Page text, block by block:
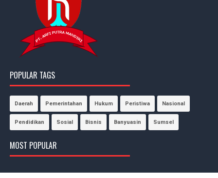
POPULAR TAGS
Daerah Pemerintahan Hukum Peristiwa Nasional
Pendidikan Sosial Bisnis Banyuasin Sumsel
MOST POPULAR